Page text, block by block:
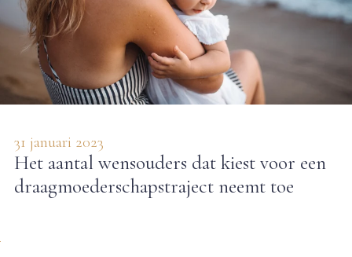
31 januari 2023
Het aantal wensouders dat kiest voor een
draagmoederschapstraject neemt toe